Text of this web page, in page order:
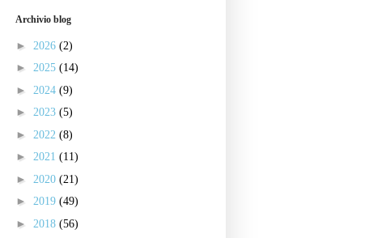
Archivio blog
► 2026 (2)
► 2025 (14)
► 2024 (9)
► 2023 (5)
► 2022 (8)
► 2021 (11)
► 2020 (21)
► 2019 (49)
► 2018 (56)